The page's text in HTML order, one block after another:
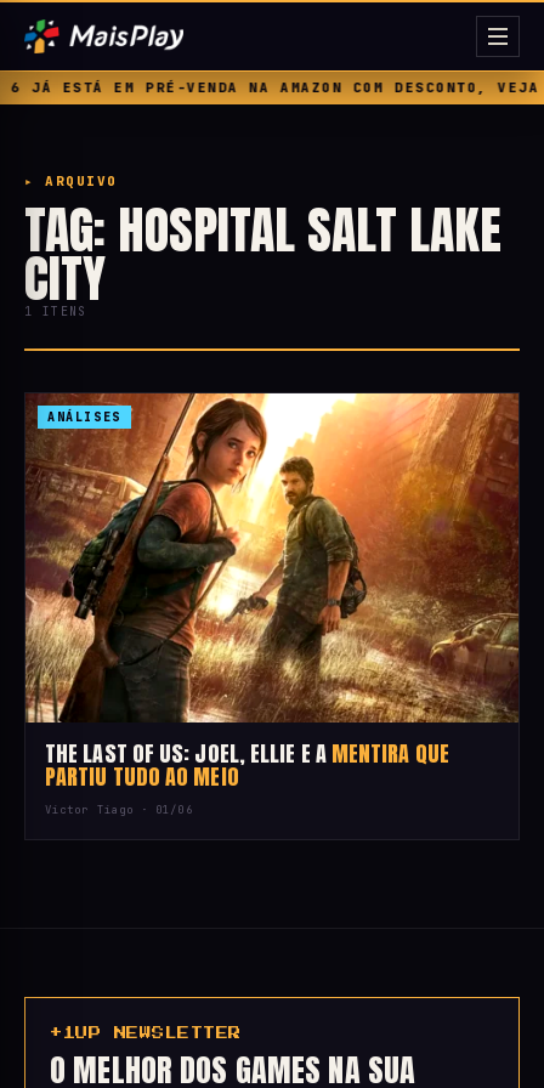
ESTÁ EM PRÉ-VENDA NA AMAZON COM DESCONTO,
▸ ARQUIVO
TAG: HOSPITAL SALT LAKE
CITY
1 ITENS
ANÁLISES
THE LAST OF US: JOEL, ELLIE E AMENTIRA QUE
PARTIU TUDO AO MEIO
Victor Tiago · 01/06
+1UP NEWSLETTER
O MELHOR DOS GAMES NA SUA